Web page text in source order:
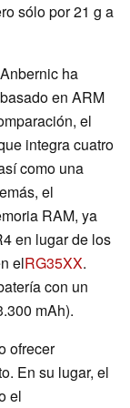
sólo por 21 g a
ha
en ARM
el
integra cuatro
como una
el
RAM, ya
en lugar de los
elRG35XX.
con un
mAh).
ofrecer
En su lugar, el
el